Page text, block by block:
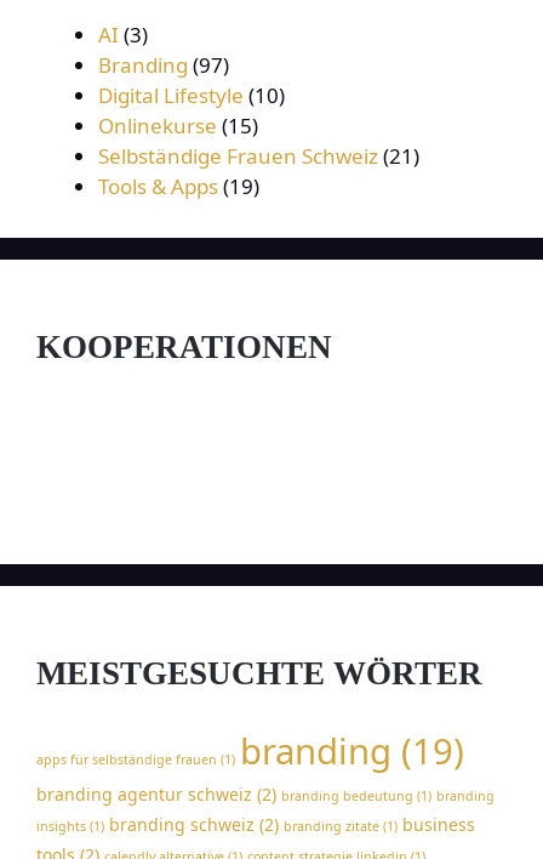
AI (3)
Branding (97)
Digital Lifestyle (10)
Onlinekurse (15)
Selbständige Frauen Schweiz(21)
Tools & Apps(19)
KOOPERATIONEN
MEISTGESUCHTE WÖRTER
apps für selbständige frauen (1) branding (19)
branding agentur schweiz (2) branding bedeutung (1) branding
insights (1) branding schweiz (2) branding zitate (1) business